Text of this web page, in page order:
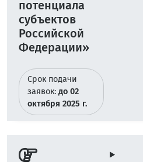
потенциала
субъектов
Российской
Федерации»
Срок подачи
заявок:до 02
октября 2025 г.